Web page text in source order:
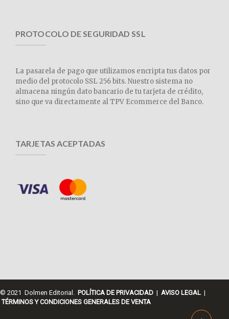
PROTOCOLO DE SEGURIDAD SSL
La pasarela de pago que utilizamos encripta tus datos por
medio del protocolo SSL 256 bits. Nuestro sistema no
almacena ningún dato bancario de tu tarjeta de crédito,
sino que va directamente al TPV Ecommerce del Banco.
TARJETAS ACEPTADAS
© 2021 Dolmen Editorial. POLÍTICA DE PRIVACIDAD | AVISO LEGAL |
TÉRMINOS Y CONDICIONES GENERALES DE VENTA